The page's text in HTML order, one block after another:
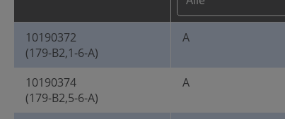
10190372
(179-B2,1-6-A)
A
10190374
(179-B2,5-6-A)
A